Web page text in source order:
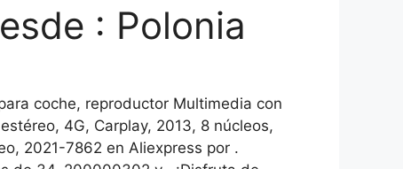
: Polonia
coche, reproductor Multimedia con
4G, Carplay, 2013, 8 núcleos,
2021-7862 en Aliexpress por .